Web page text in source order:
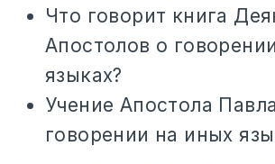
Что говорит книга
Апостолов о
языках?
Учение Апостола
говорении на иных